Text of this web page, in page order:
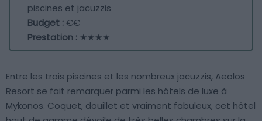
piscines et jacuzzis
Budget :€€
Prestation : ★★★★
Entre les trois piscines et les nombreux jacuzzis, Aeolos
Resort se fait remarquer parmi les hôtels de luxe à
Mykonos. Coquet, douillet et vraiment fabuleux, cet hôtel